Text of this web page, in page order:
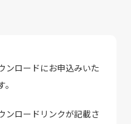
ンロードにお申込みいた
ンロードリンクが記載さ